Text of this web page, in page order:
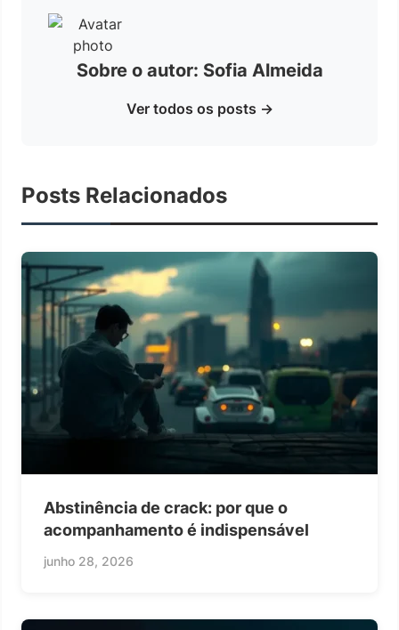
Sobre o autor: Sofia Almeida
Ver todos os posts →
Posts Relacionados
Abstinência de crack: por que o
acompanhamento é indispensável
junho 28, 2026